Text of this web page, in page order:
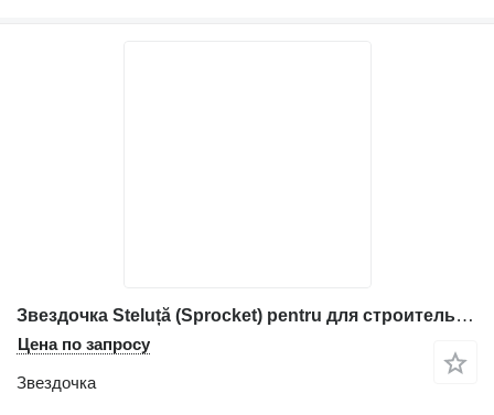
Звездочка Steluță (Sprocket) pentru для строительной техники Volvo EC13 EC14 EC20 EC25 EC27
Цена по запросу
Звездочка